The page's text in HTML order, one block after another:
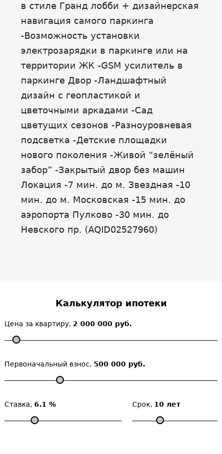
в стиле Гранд лобби + дизайнерская
навигация самого паркинга
-Возможность установки
электрозарядки в паркинге или на
территории ЖК -GSM усилитель в
паркинге Двор -Ландшафтный
дизайн с геопластикой и
цветочными аркадами -Сад
цветущих сезонов -Разноуровневая
подсветка -Детские площадки
нового поколения -Живой “зелёный
забор” -Закрытый двор без машин
Локация -7 мин. до м. Звездная -10
мин. до м. Московская -15 мин. до
аэропорта Пулково -30 мин. до
Невского пр. (AQID02527960)
Калькулятор ипотеки
Цена за квартиру, 2 000 000 руб.
Первоначальный взнос, 500 000 руб.
Ставка, 6.1 % Срок, 10 лет